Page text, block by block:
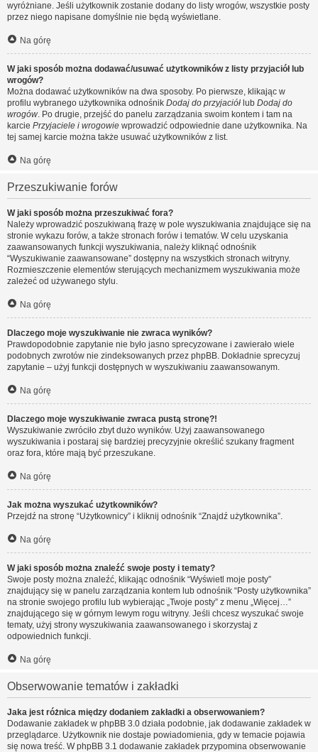
wyróżniane. Jeśli użytkownik zostanie dodany do listy wrogów, wszystkie posty
przez niego napisane domyślnie nie będą wyświetlane.
Na górę
W jaki sposób można dodawać/usuwać użytkowników z listy przyjaciół lub
wrogów?
Można dodawać użytkowników na dwa sposoby. Po pierwsze, klikając w
profilu wybranego użytkownika odnośnik Dodaj do przyjaciół lub Dodaj do
wrogów. Po drugie, przejść do panelu zarządzania swoim kontem i tam na
karcie Przyjaciele i wrogowie wprowadzić odpowiednie dane użytkownika. Na
tej samej karcie można także usuwać użytkowników z list.
Na górę
Przeszukiwanie forów
W jaki sposób można przeszukiwać fora?
Należy wprowadzić poszukiwaną frazę w pole wyszukiwania znajdujące się na
stronie wykazu forów, a także stronach forów i tematów. W celu uzyskania
zaawansowanych funkcji wyszukiwania, należy kliknąć odnośnik
“Wyszukiwanie zaawansowane” dostępny na wszystkich stronach witryny.
Rozmieszczenie elementów sterujących mechanizmem wyszukiwania może
zależeć od używanego stylu.
Na górę
Dlaczego moje wyszukiwanie nie zwraca wyników?
Prawdopodobnie zapytanie nie było jasno sprecyzowane i zawierało wiele
podobnych zwrotów nie zindeksowanych przez phpBB. Dokładnie sprecyzuj
zapytanie – użyj funkcji dostępnych w wyszukiwaniu zaawansowanym.
Na górę
Dlaczego moje wyszukiwanie zwraca pustą stronę?!
Wyszukiwanie zwróciło zbyt dużo wyników. Użyj zaawansowanego
wyszukiwania i postaraj się bardziej precyzyjnie określić szukany fragment
oraz fora, które mają być przeszukane.
Na górę
Jak można wyszukać użytkowników?
Przejdź na stronę “Użytkownicy” i kliknij odnośnik “Znajdź użytkownika”.
Na górę
W jaki sposób można znaleźć swoje posty i tematy?
Swoje posty można znaleźć, klikając odnośnik “Wyświetl moje posty”
znajdujący się w panelu zarządzania kontem lub odnośnik “Posty użytkownika”
na stronie swojego profilu lub wybierając „Twoje posty” z menu „Więcej…”
znajdującego się w górnym lewym rogu witryny. Jeśli chcesz wyszukać swoje
tematy, użyj strony wyszukiwania zaawansowanego i skorzystaj z
odpowiednich funkcji.
Na górę
Obserwowanie tematów i zakładki
Jaka jest różnica między dodaniem zakładki a obserwowaniem?
Dodawanie zakładek w phpBB 3.0 działa podobnie, jak dodawanie zakładek w
przeglądarce. Użytkownik nie dostaje powiadomienia, gdy w temacie pojawia
się nowa treść. W phpBB 3.1 dodawanie zakładek przypomina obserwowanie